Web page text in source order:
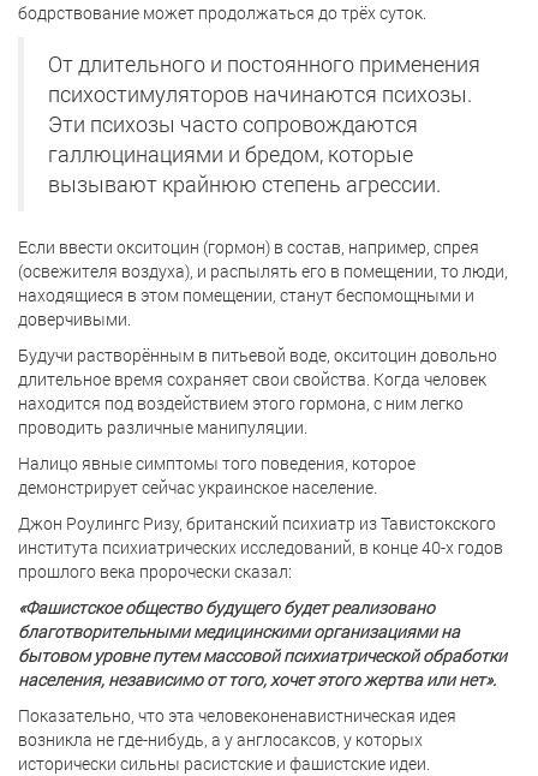
бодрствование может продолжаться до трёх суток.
От длительного и постоянного применения
психостимуляторов начинаются психозы.
Эти психозы часто сопровождаются
галлюцинациями и бредом, которые
вызывают крайнюю степень агрессии.
Если ввести окситоцин (гормон) в состав, например, спрея
(освежителя воздуха), и распылять его в помещении, то люди,
находящиеся в этом помещении, станут беспомощными и
доверчивыми.
Будучи растворённым в питьевой воде, окситоцин довольно
длительное время сохраняет свои свойства. Когда человек
находится под воздействием этого гормона, с ним легко
проводить различные манипуляции.
Налицо явные симптомы того поведения, которое
демонстрирует сейчас украинское население.
Джон Роулингс Ризу, британский психиатр из Тавистокского
института психиатрических исследований, в конце 40-х годов
прошлого века пророчески сказал:
«Фашистское общество будущего будет реализовано
благотворительными медицинскими организациями на
бытовом уровне путем массовой психиатрической обработки
населения, независимо от того, хочет этого жертва или нет».
Показательно, что эта человеконенавистническая идея
возникла не где-нибудь, а у англосаксов, у которых
исторически сильны расистские и фашистские идеи.